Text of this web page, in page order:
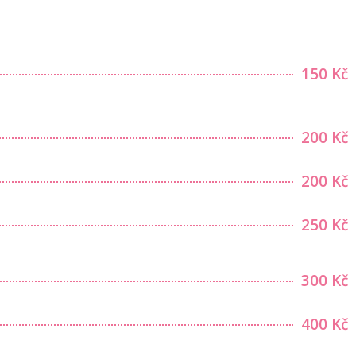
150 Kč
200 Kč
200 Kč
250 Kč
300 Kč
400 Kč